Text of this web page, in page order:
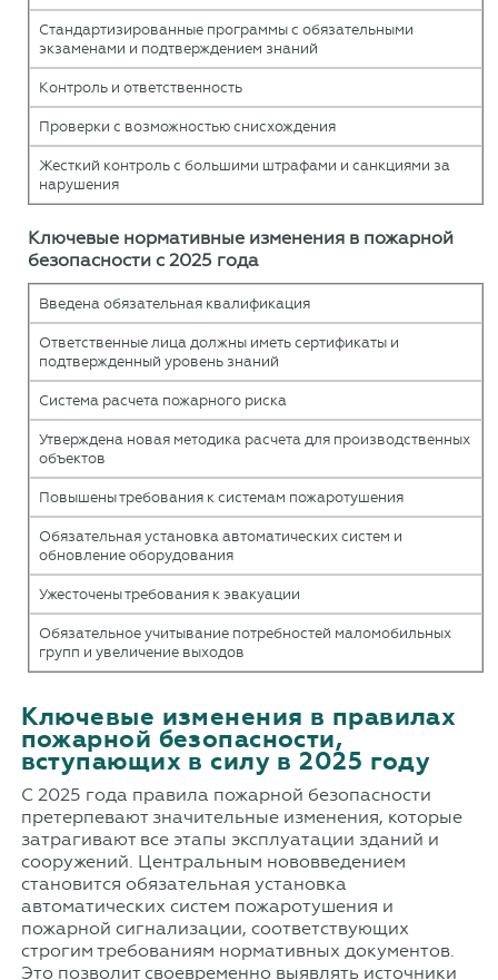
Стандартизированные программы с обязательными
экзаменами и подтверждением знаний
Контроль и ответственность
Проверки с возможностью снисхождения
Жесткий контроль с большими штрафами и санкциями за
нарушения
Ключевые нормативные изменения в пожарной
безопасности с 2025 года
Введена обязательная квалификация
Ответственные лица должны иметь сертификаты и
подтвержденный уровень знаний
Система расчета пожарного риска
Утверждена новая методика расчета для производственных
объектов
Повышены требования к системам пожаротушения
Обязательная установка автоматических систем и
обновление оборудования
Ужесточены требования к эвакуации
Обязательное учитывание потребностей маломобильных
групп и увеличение выходов
Ключевые изменения в правилах
пожарной безопасности,
вступающих в силу в 2025 году
С 2025 года правила пожарной безопасности
претерпевают значительные изменения, которые
затрагивают все этапы эксплуатации зданий и
сооружений. Центральным нововведением
становится обязательная установка
автоматических систем пожаротушения и
пожарной сигнализации, соответствующих
строгим требованиям нормативных документов.
Это позволит своевременно выявлять источники